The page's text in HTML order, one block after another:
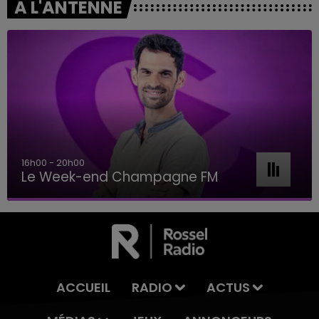
A L'ANTENNE
16h00 - 20h00
Le Week-end Champagne FM
ACCUEIL RADIO
ACTUS